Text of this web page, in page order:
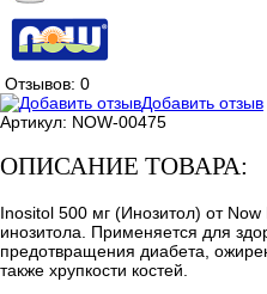
Отзывов: 0
Добавить отзыв
Артикул: NOW-00475
ОПИСАНИЕ ТОВАРА:
Inositol 500 мг (Инозитол) от
инозитола. Применяется для
предотвращения диабета,
также хрупкости костей.